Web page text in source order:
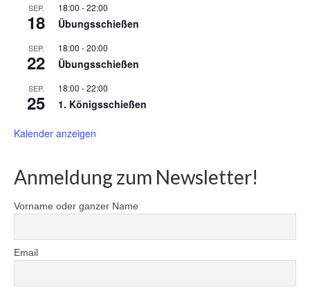
SEP.
18
18:00 -22:00
Übungsschießen
SEP.
22
18:00 -20:00
Übungsschießen
SEP.
25
18:00 -22:00
1. Königsschießen
Kalender anzeigen
Anmeldung zum Newsletter!
Vorname oder ganzer Name
Email